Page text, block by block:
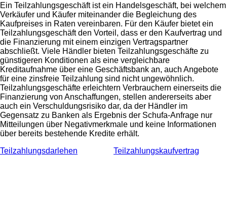
Ein Teilzahlungsgeschäft ist ein Handelsgeschäft, bei welchem
Verkäufer und Käufer miteinander die Begleichung des
Kaufpreises in Raten vereinbaren. Für den Käufer bietet ein
Teilzahlungsgeschäft den Vorteil, dass er den Kaufvertrag und
die Finanzierung mit einem einzigen Vertragspartner
abschließt. Viele Händler bieten Teilzahlungsgeschäfte zu
günstigeren Konditionen als eine vergleichbare
Kreditaufnahme über eine Geschäftsbank an, auch Angebote
für eine zinsfreie Teilzahlung sind nicht ungewöhnlich.
Teilzahlungsgeschäfte erleichtern Verbrauchern einerseits die
Finanzierung von Anschaffungen, stellen andererseits aber
auch ein Verschuldungsrisiko dar, da der Händler im
Gegensatz zu Banken als Ergebnis der Schufa-Anfrage nur
Mitteilungen über Negativmerkmale und keine Informationen
über bereits bestehende Kredite erhält.
Teilzahlungsdarlehen
Teilzahlungskaufvertrag